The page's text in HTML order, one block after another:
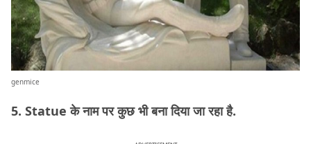
genmice
5. Statue के नाम पर कुछ भी बना दिया जा रहा है.